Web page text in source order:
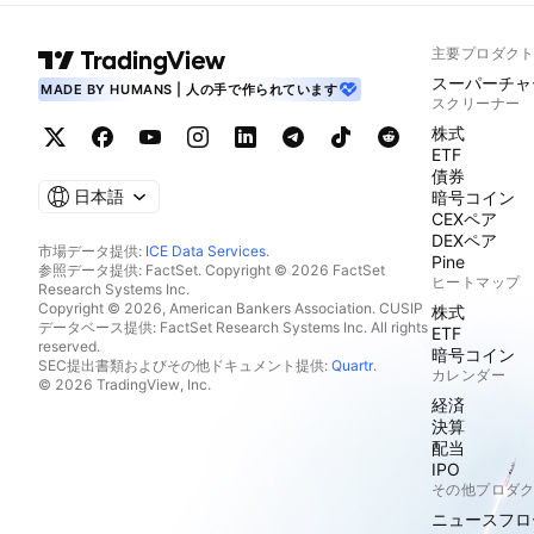
MADE BY HUMANS | 人の手で作られています
日本語
市場データ提供: ICE Data Services.
参照データ提供: FactSet. Copyright © 2026 FactSet
Research Systems Inc.
Copyright © 2026, American Bankers Association. CUSIP
データベース提供: FactSet Research Systems Inc. All rights
reserved.
SEC提出書類およびその他ドキュメント提供: Quartr.
© 2026 TradingView, Inc.
主要プロダクト
スーパーチ
スクリーナー
株式
ETF
債券
暗号コイン
CEXペア
DEXペア
Pine
ヒートマップ
株式
ETF
暗号コイン
カレンダー
経済
決算
配当
IPO
その他プロダ
ニュースフ